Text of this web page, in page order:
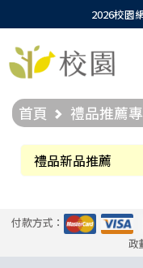
2026校園
首頁 禮品推薦
付款方式：
政